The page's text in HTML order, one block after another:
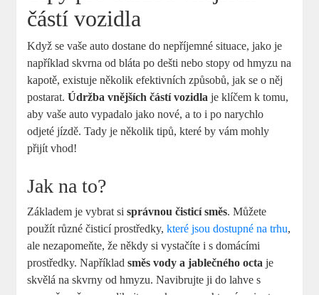
částí vozidla
Když se vaše auto dostane do nepříjemné situace, jako je
například skvrna od bláta po dešti nebo stopy od hmyzu na
kapotě, existuje několik efektivních způsobů, jak se o něj
postarat.Údržba vnějších částí vozidla je klíčem k tomu,
aby vaše auto vypadalo jako nové, a to i po narychlo
odjeté jízdě. Tady je několik tipů, které by vám mohly
přijít vhod!
Jak na to?
Základem je vybrat sisprávnou čisticí směs. Můžete
použít různé čisticí prostředky,které jsou dostupné na trhu,
ale nezapomeňte, že někdy si vystačíte i s domácími
prostředky. Napříkladsměs vody a jablečného octa je
skvělá na skvrny od hmyzu. Navibrujte ji do lahve s